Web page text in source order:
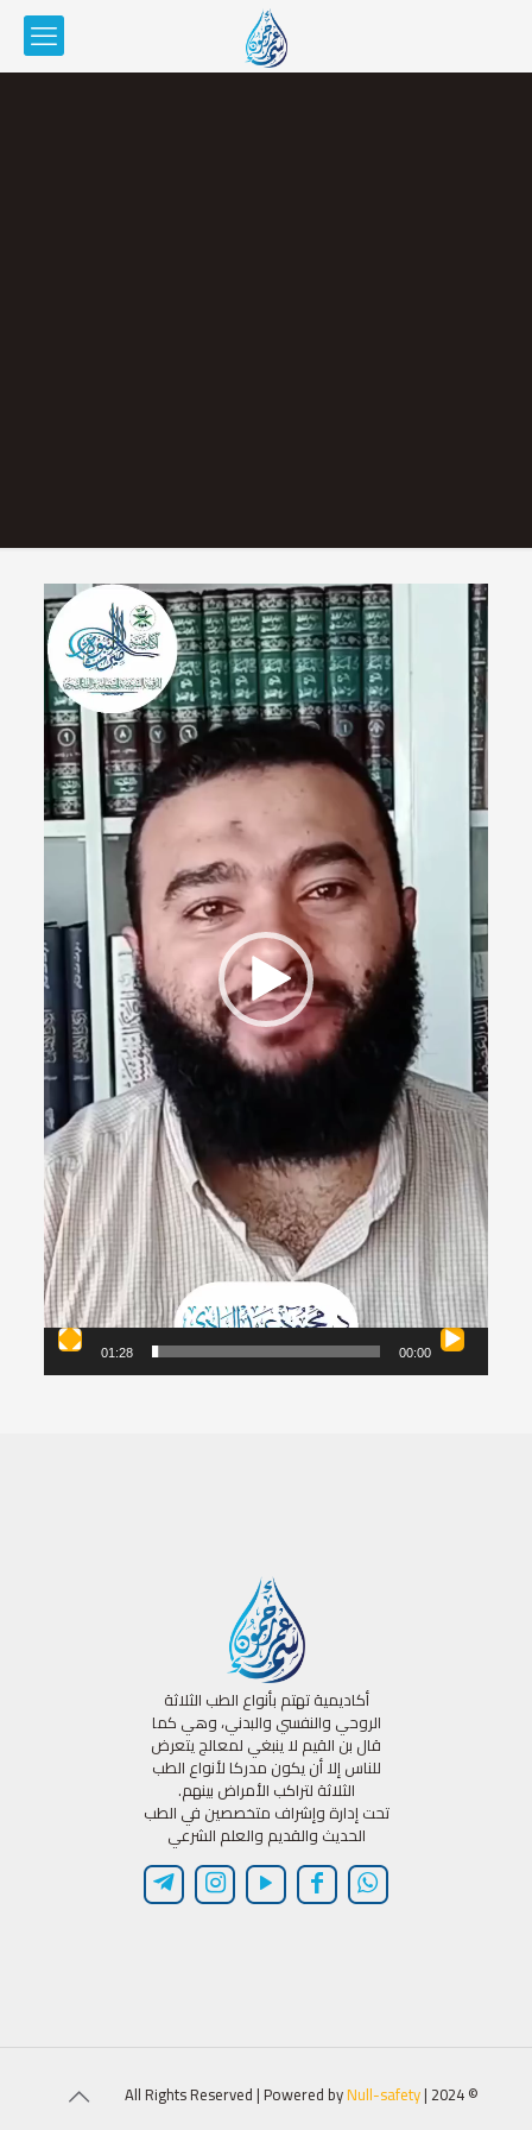
مشغل
الفيديو
00:00
01:28
أكاديمية تهتم بأنواع الطب الثلاثة
الروحي والنفسي والبدني، وهي كما
قال بن القيم لا ينبغي لمعالج يتعرض
للناس إلا أن يكون مدركا لأنواع الطب
الثلاثة لتراكب الأمراض بينهم.
تحت إدارة وإشراف متخصصين في الطب
الحديث والقديم والعلم الشرعي
© 2024 | All Rights Reserved | Powered by
Null-safety